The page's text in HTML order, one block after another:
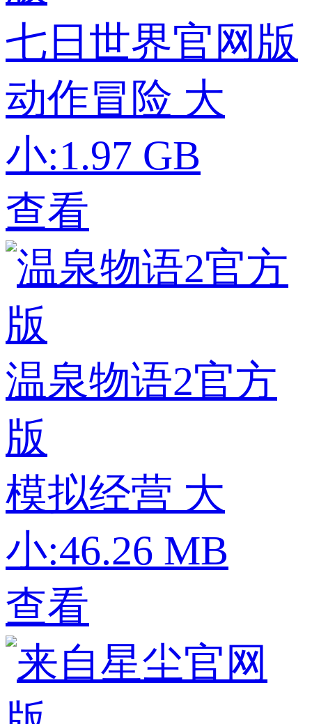
七日世界官网版
动作冒险 大
小:1.97 GB
查看
温泉物语2官方
版
模拟经营 大
小:46.26 MB
查看